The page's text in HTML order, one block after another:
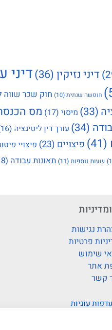
דיני נזיקין (36) דיני
חופשה שנתית(10)
חוק שכר שווה
(33) מיסוי (17) מס
(34) עורך דין ליטיגציה (16)
(41) פיצויים (23) פיצויי
שעות נוספות (11) תאונות עבודה (18)
נגישות
פרטיות
שימוש
אתר
קשר
עוגיות